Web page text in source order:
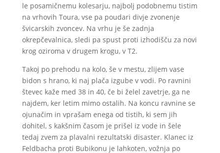
le posamičnemu kolesarju, najbolj podobnemu tistim
na vrhovih Toura, vse pa poudari divje zvonenje
švicarskih zvoncev. Na vrhu je še zadnja
okrepčevalnica, sledi pa spust proti izhodišču za novi
krog oziroma v drugem krogu, v T2.
Takoj po prehodu na kolo, še v mestu, zlijem vase
bidon s hrano, ki naj plača izgube v vodi. Po ravnini
števec kaže med 38 in 40, če bi želel zavetrje, ga ne
najdem, ker letim mimo ostalih. Na koncu ravnine se
ojunačim in vprašam enega od tistih, ki sem jih
dohitel, s kakšnim časom je prišel iz vode in šele
tedaj zvem za plavalni rezultatski disaster. Klanec iz
Feldbacha proti Bubikonu je lahkoten, vožnja po